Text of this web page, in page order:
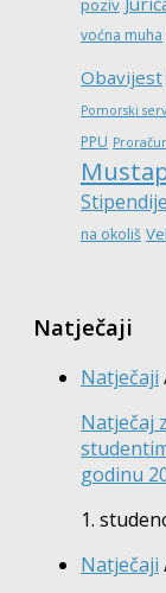
poziv
voćna muha
Obavijest
Pomorski
PPU
Stipendije
na okoliš
Natječaji
Natječaji
Natječaj
godinu
1.
Natječaji